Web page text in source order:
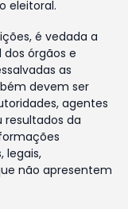
eleitoral.
é vedada a
órgãos e
as
devem ser
agentes
resultados da
legais,
não apresentem